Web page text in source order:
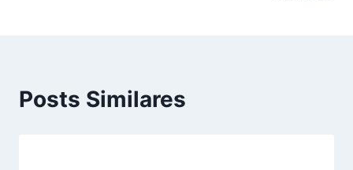
Posts Similares